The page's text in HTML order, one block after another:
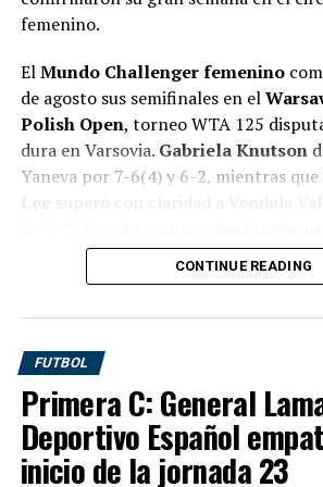
femenino.
ElMundo Challenger femenino
de agosto sus semifinales en el
Polish Open, torneo WTA 125
dura en Varsovia. Gabriela Knutson
Yaneva por 7-6(4) y 6-2, mientras que
la clasificación definirán el título.
el 8 de agosto. La referencia a
aparece al final del listado de
enlace hacia otro torneo y no a esta
femenina.
CONTINUE READING
FUTBOL
Primera C: General
Deportivo Español
inicio de la jornada 23